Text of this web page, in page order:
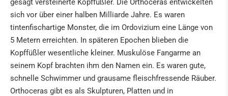
gesagt versteinerte Kopffüßler. Die Orthoceras entwickelten
sich vor über einer halben Milliarde Jahre. Es waren
tintenfischartige Monster, die im Ordovizium eine Länge von
5 Metern erreichten. In späteren Epochen blieben die
Kopffüßler wesentliche kleiner. Muskulöse Fangarme an
seinem Kopf brachten ihm den Namen ein. Es waren gute,
schnelle Schwimmer und grausame fleischfressende Räuber.
Orthoceras gibt es als Skulpturen, Platten und in